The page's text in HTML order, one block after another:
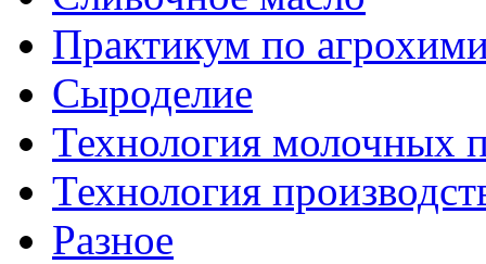
Практикум по
Сыроделие
Технология молочных
Технология
Разное